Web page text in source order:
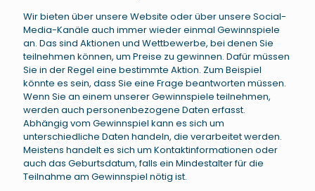
Wir bieten über unsere Website oder über unsere Social-
Media-Kanäle auch immer wieder einmal Gewinnspiele
an. Das sind Aktionen und Wettbewerbe, bei denen Sie
teilnehmen können, um Preise zu gewinnen. Dafür müssen
Sie in der Regel eine bestimmte Aktion. Zum Beispiel
könnte es sein, dass Sie eine Frage beantworten müssen.
Wenn Sie an einem unserer Gewinnspiele teilnehmen,
werden auch personenbezogene Daten erfasst.
Abhängig vom Gewinnspiel kann es sich um
unterschiedliche Daten handeln, die verarbeitet werden.
Meistens handelt es sich um Kontaktinformationen oder
auch das Geburtsdatum, falls ein Mindestalter für die
Teilnahme am Gewinnspiel nötig ist.